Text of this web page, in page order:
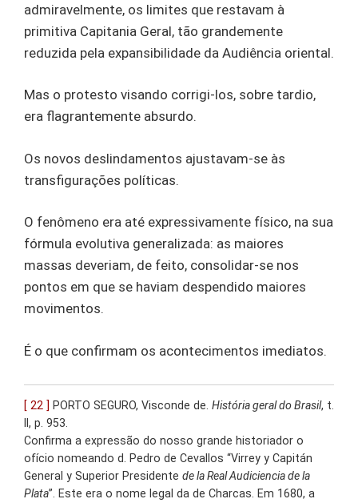
admiravelmente, os limites que restavam à
primitiva Capitania Geral, tão grandemente
reduzida pela expansibilidade da Audiência oriental.
Mas o protesto visando corrigi-los, sobre tardio,
era flagrantemente absurdo.
Os novos deslindamentos ajustavam-se às
transfigurações políticas.
O fenômeno era até expressivamente físico, na sua
fórmula evolutiva generalizada: as maiores
massas deveriam, de feito, consolidar-se nos
pontos em que se haviam despendido maiores
movimentos.
É o que confirmam os acontecimentos imediatos.
[ 22 ] PORTO SEGURO, Visconde de. História geral do Brasil, t.
II, p. 953.
Confirma a expressão do nosso grande historiador o
ofício nomeando d. Pedro de Cevallos “Virrey y Capitán
General y Superior Presidente de la Real Audiciencia de la
Plata”. Este era o nome legal da de Charcas. Em 1680, a